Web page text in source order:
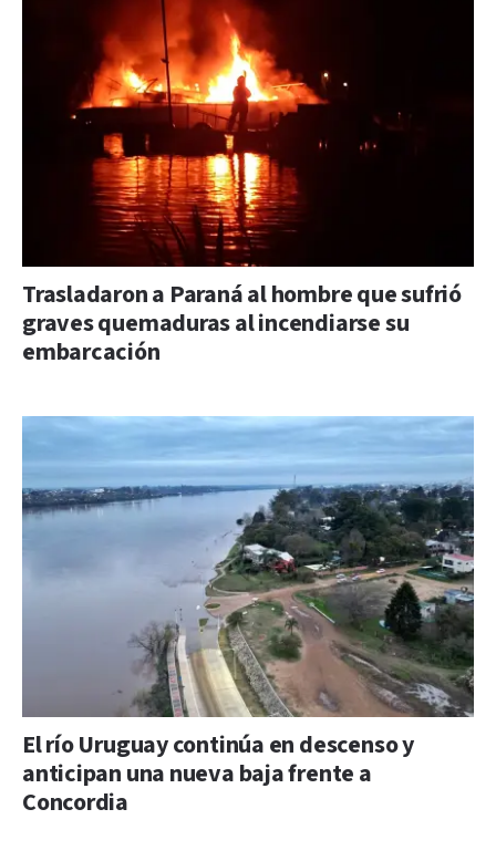
Trasladaron a Paraná al hombre que sufrió
graves quemaduras al incendiarse su
embarcación
El río Uruguay continúa en descenso y
anticipan una nueva baja frente a
Concordia